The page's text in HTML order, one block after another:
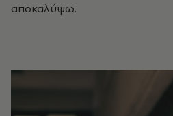
αποκαλύψω.